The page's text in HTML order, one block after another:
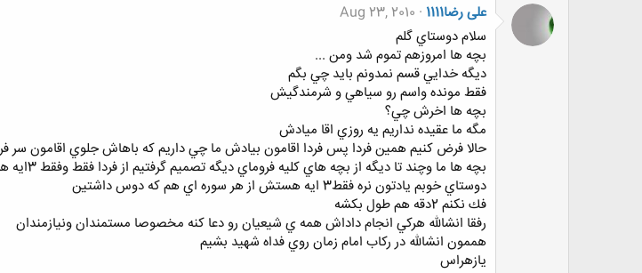
علی رضا1111
Aug 23, 2010
سلام دوستاي گلم
بچه ها امروزهم تموم شد ومن ...
ديگه خدايي قسم نمدونم بايد چي بگم
فقط مونده واسم رو سياهي و شرمندگيش
بچه ها اخرش چي؟
مگه ما عقيده نداريم يه روزي اقا ميادش
حالا فرض كنيم همين فردا پس فردا اقامون بيادش ما چي داريم كه باهاش جلوي اقامون سر
بچه ها ما وچند تا ديگه از بچه هاي كليه فروماي ديگه تصميم گرفتيم از فردا فقط وفقط 3ايه هر روز قران بخونيم وثوابشو تقديم كنيم براي سلامتي وظهرو اقا امام زمان روحي فداه
دوستاي خوبم يادتون نره فقط3 ايه هستش از هر سوره اي هم كه دوس داشتين
فك نكنم 2دقه هم طول بكشه
رفقا انشالله هركي انجام داداش همه ي شيعيان رو دعا كنه مخصوصا مستمندان ونيازمندان
هممون انشالله در ركاب امام زمان روي فداه شهيد بشيم
يازهراس